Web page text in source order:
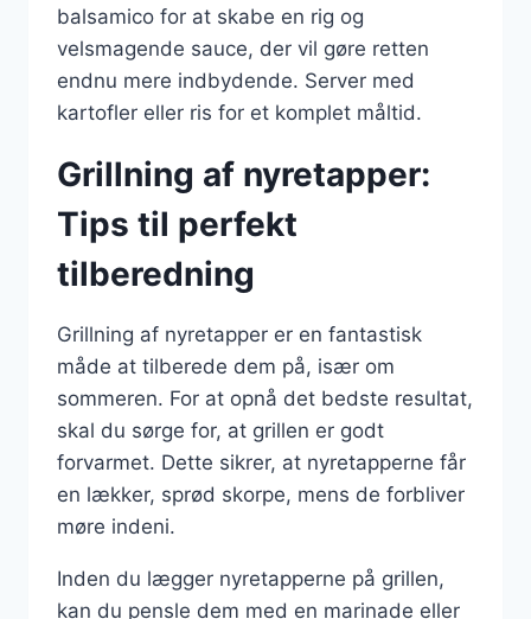
balsamico for at skabe en rig og
velsmagende sauce, der vil gøre retten
endnu mere indbydende. Server med
kartofler eller ris for et komplet måltid.
Grillning af nyretapper:
Tips til perfekt
tilberedning
Grillning af nyretapper er en fantastisk
måde at tilberede dem på, især om
sommeren. For at opnå det bedste resultat,
skal du sørge for, at grillen er godt
forvarmet. Dette sikrer, at nyretapperne får
en lækker, sprød skorpe, mens de forbliver
møre indeni.
Inden du lægger nyretapperne på grillen,
kan du pensle dem med en marinade eller